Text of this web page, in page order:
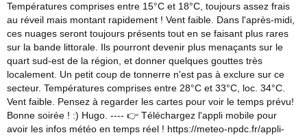
Températures comprises entre 15°C et 18°C, toujours assez frais
au réveil mais montant rapidement ! Vent faible. Dans l'après-midi,
ces nuages seront toujours présents tout en se faisant plus rares
sur la bande littorale. Ils pourront devenir plus menaçants sur le
quart sud-est de la région, et donner quelques gouttes très
localement. Un petit coup de tonnerre n'est pas à exclure sur ce
secteur. Températures comprises entre 28°C et 33°C, loc. 34°C.
Vent faible. Pensez à regarder les cartes pour voir le temps prévu!
Bonne soirée ! :) Hugo. ---- 👉 Téléchargez l'appli mobile pour
avoir les infos météo en temps réel ! https://meteo-npdc.fr/appli-